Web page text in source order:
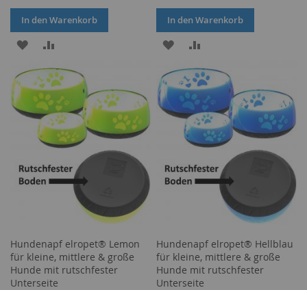
In den Warenkorb
ZUR
WUNSCHLISTE
HINZUFÜGEN
VERGLEICHSLISTE
HINZUFÜGEN
In den Warenkorb
ZUR
WUNSCHLISTE
HINZUFÜGEN
VERGLEICHSLISTE
HINZUFÜGEN
Hundenapf elropet® Lemon
für kleine, mittlere & große
Hunde mit rutschfester
Unterseite
Hundenapf elropet® Hellblau
für kleine, mittlere & große
Hunde mit rutschfester
Unterseite